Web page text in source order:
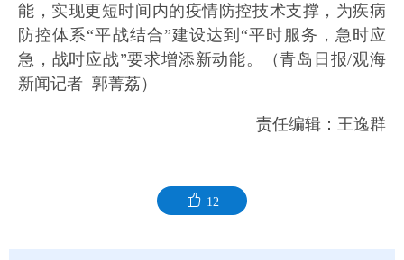
能，实现更短时间内的疫情防控技术支撑，为疾病
防控体系“平战结合”建设达到“平时服务，急时应
急，战时应战”要求增添新动能。（青岛日报/观海
新闻记者 郭菁荔）
责任编辑：王逸群
12